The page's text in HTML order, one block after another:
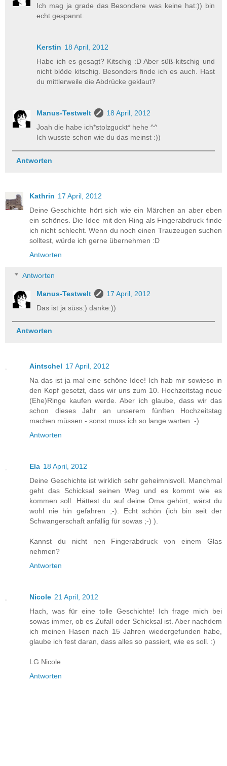
Ich mag ja grade das Besondere was keine hat:)) bin
echt gespannt.
Kerstin 18 April, 2012
Habe ich es gesagt? Kitschig :D Aber süß-kitschig und
nicht blöde kitschig. Besonders finde ich es auch. Hast
du mittlerweile die Abdrücke geklaut?
Manus-Testwelt
18 April, 2012
Joah die habe ich*stolzguckt* hehe ^^
Ich wusste schon wie du das meinst :))
Antworten
Kathrin 17 April, 2012
Deine Geschichte hört sich wie ein Märchen an aber eben
ein schönes. Die Idee mit den Ring als Fingerabdruck finde
ich nicht schlecht. Wenn du noch einen Trauzeugen suchen
solltest, würde ich gerne übernehmen :D
Antworten
Antworten
Manus-Testwelt
17 April, 2012
Das ist ja süss:) danke:))
Antworten
Aintschel 17 April, 2012
Na das ist ja mal eine schöne Idee! Ich hab mir sowieso in
den Kopf gesetzt, dass wir uns zum 10. Hochzeitstag neue
(Ehe)Ringe kaufen werde. Aber ich glaube, dass wir das
schon dieses Jahr an unserem fünften Hochzeitstag
machen müssen - sonst muss ich so lange warten :-)
Antworten
Ela 18 April, 2012
Deine Geschichte ist wirklich sehr geheimnisvoll. Manchmal
geht das Schicksal seinen Weg und es kommt wie es
kommen soll. Hättest du auf deine Oma gehört, wärst du
wohl nie hin gefahren ;-). Echt schön (ich bin seit der
Schwangerschaft anfällig für sowas ;-) ).
Kannst du nicht nen Fingerabdruck von einem Glas
nehmen?
Antworten
Nicole 21 April, 2012
Hach, was für eine tolle Geschichte! Ich frage mich bei
sowas immer, ob es Zufall oder Schicksal ist. Aber nachdem
ich meinen Hasen nach 15 Jahren wiedergefunden habe,
glaube ich fest daran, dass alles so passiert, wie es soll. :)
LG Nicole
Antworten